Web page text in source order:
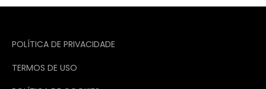
POLÍTICA DE PRIVACIDADE
TERMOS DE USO